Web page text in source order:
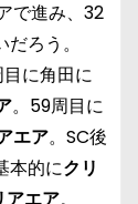
で進み、32
ろう。
に角田に
。59周目に
エア。SC後
本的にクリ